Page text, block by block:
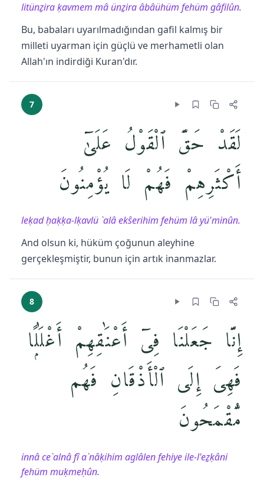
litünẕira ḳavmem mâ ünẕira âbâühüm fehüm gâfilûn.
Bu, babaları uyarılmadığından gafil kalmış bir
milleti uyarman için güçlü ve merhametli olan
Allah'ın indirdiği Kuran'dır.
7
لَقَدْ حَقَّ ٱلْقَوْلُ عَلَىٰٓ
أَكْثَرِهِمْ فَهُمْ لَا يُؤْمِنُونَ
leḳad ḥaḳḳa-lḳavlü `alâ ekŝerihim fehüm lâ yü'minûn.
And olsun ki, hüküm çoğunun aleyhine
gerçekleşmiştir, bunun için artık inanmazlar.
8
إِنَّا جَعَلْنَا فِىٓ أَعْنَٰقِهِمْ أَغْلَٰلًۭا
فَهِىَ إِلَى ٱلْأَذْقَانِ فَهُم
مُّقْمَحُونَ
innâ ce`alnâ fî a`nâḳihim aglâlen fehiye ile-l'eẕḳâni
fehüm muḳmeḥûn.